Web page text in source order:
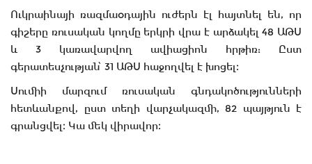
Ուկրաինայի ռազմաօդային ուժերն էլ հայտնել են, որ
գիշերը ռուսական կողմը երկրի վրա է արձակել 48 ԱԹՍ
և 3 կառավարվող ավիացիոն հրթիռ: Ըստ
գերատեսչության՝ 31 ԱԹՍ հաջողվել է խոցել։
Սումիի մարզում ռուսական գնդակոծությունների
հետևանքով, ըստ տեղի վարչակազմի, 82 պայթյուն է
գրանցվել։ Կա մեկ վիրավոր։